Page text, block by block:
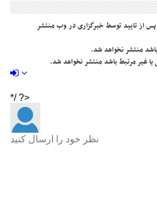
از تایید توسط خبرگزاری در وب منتشر
منتشر نخواهد شد.
یا غیر مرتبط باشد منتشر نخواهد شد.